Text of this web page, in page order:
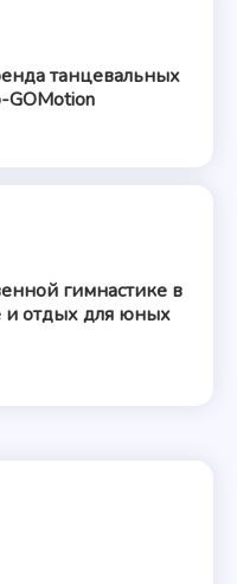
танцевальных
GOMotion
гимнастике в
и отдых для юных